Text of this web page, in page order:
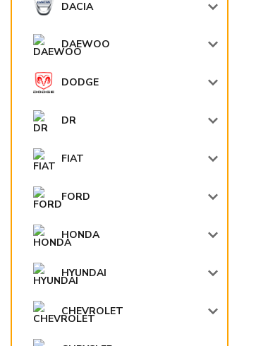
DACIA
DAEWOO
DODGE
DR
FIAT
FORD
HONDA
HYUNDAI
CHEVROLET